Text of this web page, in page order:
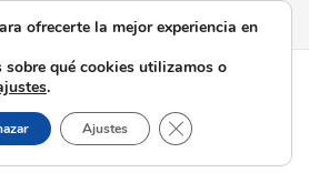
Esperanza de Triana | Funciona
Astra para WordPress
ofrecerte la mejor experiencia en
sobre qué cookies utilizamos o
.
Ajustes Cerrar el banner